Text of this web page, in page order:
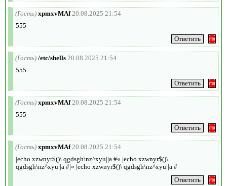
(Гость) xpmxvMAf 20.08.2025 21:54
555
(Гость) /etc/shells 20.08.2025 21:54
555
(Гость) xpmxvMAf 20.08.2025 21:54
555
(Гость) xpmxvMAf 20.08.2025 21:54
|echo xzwnyr$()\ qgdsgh\nz^xyu||a #« |echo xzwnyr$()\
qgdsgh\nz^xyu||a #|« |echo xzwnyr$()\ qgdsgh\nz^xyu||a #